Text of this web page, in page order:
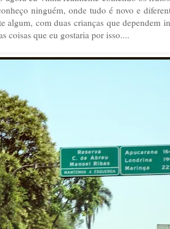
ninguém, onde tudo é novo e
algum, com duas crianças que dependem
coisas que eu gostaria por isso....